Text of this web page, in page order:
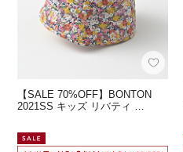
【SALE 70%OFF】BONTON
2021SS キッズ リバティ …